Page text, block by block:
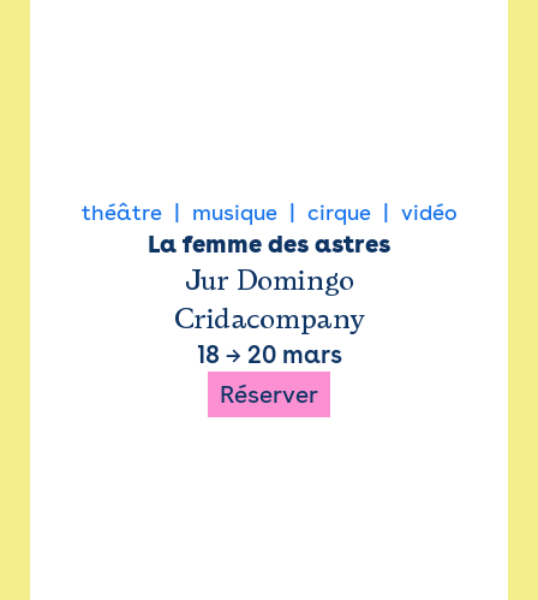
théâtre musique cirque vidéo
La femme des astres
Jur Domingo
Cridacompany
18 → 20 mars
Réserver